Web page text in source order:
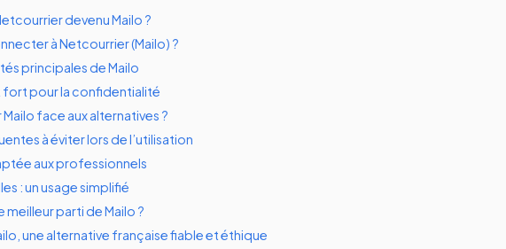
devenu Mailo ?
à Netcourrier (Mailo) ?
principales de Mailo
fort pour la confidentialité
face aux alternatives ?
à éviter lors de l’utilisation
aux professionnels
: un usage simplifié
meilleur parti de Mailo ?
une alternative française fiable et éthique